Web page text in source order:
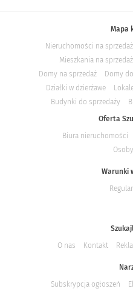
Mapa
Nieruchomości na sprzedaż
Mieszkania na sprzedaż
Domy na sprzedaż
Domy
Działki w dzierżawe
Budynki do sprzedaży
Oferta
Biura nieruchomości
Warunki
O nas
Kontakt
Subskrypcja ogłoszeń